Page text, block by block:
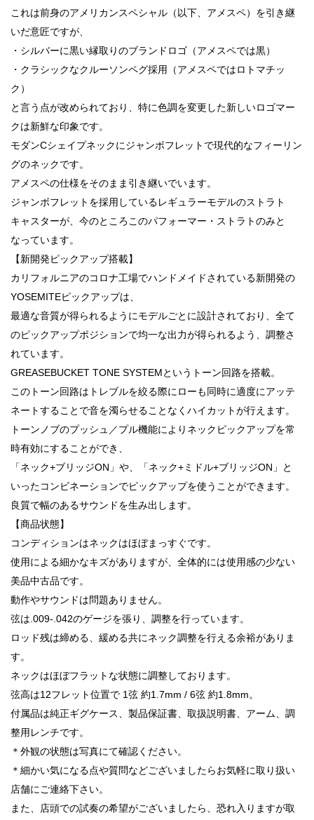
これは前身のアメリカンスペシャル（以下、アメスペ）を引き継
いだ意匠ですが、
・シルバーに黒い縁取りのブランドロゴ（アメスペでは黒）
・クラシックなクルーソンペグ採用（アメスペではロトマチッ
ク）
と言う点が改められており、特に色調を変更した新しいロゴマー
クは新鮮な印象です。
モダンCシェイプネックにジャンボフレットで現代的なフィーリン
グのネックです。
アメスペの仕様をそのまま引き継いでいます。
ジャンボフレットを採用しているレギュラーモデルのストラト
キャスターが、今のところこのパフォーマー・ストラトのみと
なっています。
【新開発ピックアップ搭載】
カリフォルニアのコロナ工場でハンドメイドされている新開発の
YOSEMITEピックアップは、
最適な音質が得られるようにモデルごとに設計されており、全て
のピックアップポジションで均一な出力が得られるよう、調整さ
れています。
GREASEBUCKET TONE SYSTEMというトーン回路を搭載。
このトーン回路はトレブルを絞る際にローも同時に適度にアッテ
ネートすることで音を濁らせることなくハイカットが行えます。
トーンノブのプッシュ／プル機能によりネックピックアップを常
時有効にすることができ、
「ネック+ブリッジON」や、「ネック+ミドル+ブリッジON」と
いったコンビネーションでピックアップを使うことができます。
良質で幅のあるサウンドを生み出します。
【商品状態】
コンディションはネックはほぼまっすぐです。
使用による細かなキズがありますが、全体的には使用感の少ない
美品中古品です。
動作やサウンドは問題ありません。
弦は.009-.042のゲージを張り、調整を行っています。
ロッド残は締める、緩める共にネック調整を行える余裕がありま
す。
ネックはほぼフラットな状態に調整しております。
弦高は12フレット位置で 1弦 約1.7mm / 6弦 約1.8mm。
付属品は純正ギグケース、製品保証書、取扱説明書、アーム、調
整用レンチです。
＊外観の状態は写真にて確認ください。
＊細かい気になる点や質問などございましたらお気軽に取り扱い
店舗にご連絡下さい。
また、店頭での試奏の希望がございましたら、恐れ入りますが取